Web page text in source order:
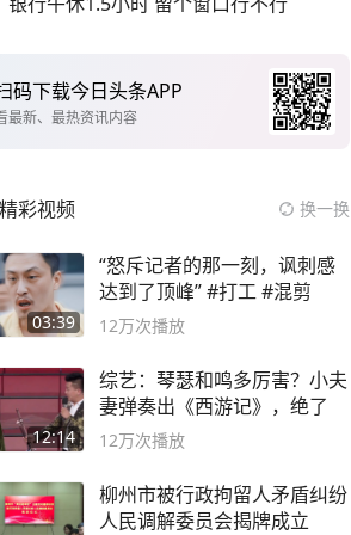
码下载今日头条APP
最新、最热资讯内容
精彩视频 换一换
03:39
“怒斥记者的那一刻，讽刺感
达到了顶峰” #打工 #混剪
12万次播放
12:14
综艺：琴瑟和鸣多厉害？小夫
妻弹奏出《西游记》，绝了
12万次播放
柳州市被行政拘留人矛盾纠纷
人民调解委员会揭牌成立